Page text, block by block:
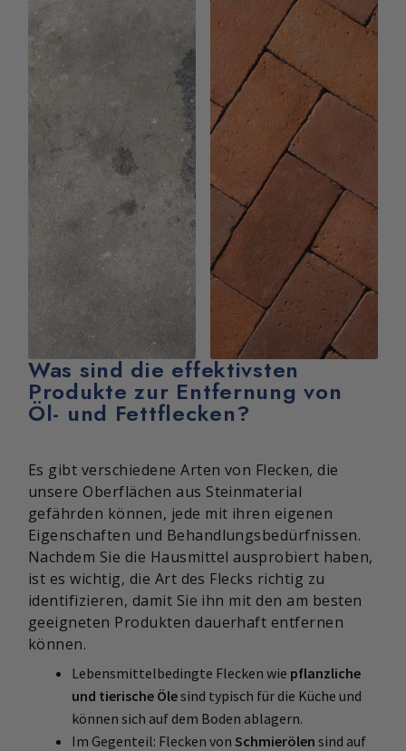
Was sind die effektivsten
Produkte zur Entfernung von
Öl- und Fettflecken?
Es gibt verschiedene Arten von Flecken, die
unsere Oberflächen aus Steinmaterial
gefährden können, jede mit ihren eigenen
Eigenschaften und Behandlungsbedürfnissen.
Nachdem Sie die Hausmittel ausprobiert haben,
ist es wichtig, die Art des Flecks richtig zu
identifizieren, damit Sie ihn mit den am besten
geeigneten Produkten dauerhaft entfernen
können.
Lebensmittelbedingte Flecken wie pflanzliche
und tierische Ölesind typisch für die Küche und
können sich auf dem Boden ablagern.
Im Gegenteil: Flecken von Schmierölen sind auf